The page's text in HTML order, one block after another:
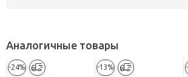
Аналогичные товары
-24% -13%